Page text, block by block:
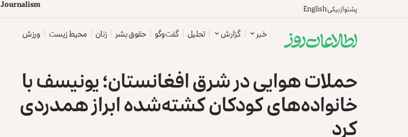
پشتوازبیکیEnglish
m
s
i
l
a
n
r
u
o
J
خبر گزارش تحلیل گفت‌وگو حقوق بشر زنان محیط زیست ورزش
حملات هوایی در شرق افغانستان؛ یونیسف با
خانواده‌های کودکان کشته‌شده ابراز همدردی
کرد